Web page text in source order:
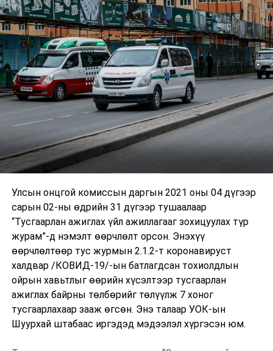
Улсын онцгой комиссын даргын 2021 оны 04 дүгээр
сарын 02-ны өдрийн 31 дүгээр тушаалаар
“Тусгаарлан ажиглах үйл ажиллагааг зохицуулах түр
журам”-д нэмэлт өөрчлөлт орсон. Энэхүү
өөрчлөлтөөр тус журмын 2.1.2-т коронавируст
халдвар /КОВИД-19/-ын батлагдсан тохиолдлын
ойрын хавьтлыг өөрийн хүсэлтээр тусгаарлан
ажиглах байрны төлбөрийг төлүүлж 7 хоног
тусгаарлахаар зааж өгсөн. Энэ талаар УОК-ын
Шуурхай штабаас иргэдэд мэдээлэл хүргэсэн юм.